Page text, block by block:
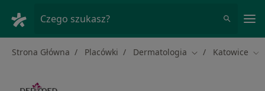
Czego szukasz?
Strona Główna Placówki Dermatologia Zmień miasto
Katowice